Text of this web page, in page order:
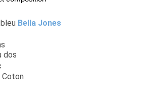
Bella Jones
dos
Coton